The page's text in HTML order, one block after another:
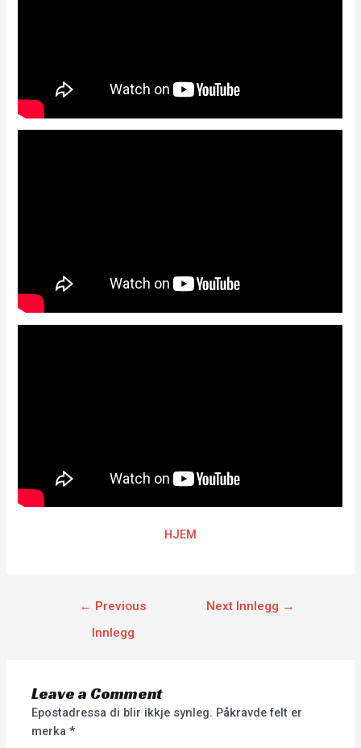
HJEM
← Previous
Innlegg
Next Innlegg →
Leave a Comment
Epostadressa di blir ikkje synleg. Påkravde felt er
merka*